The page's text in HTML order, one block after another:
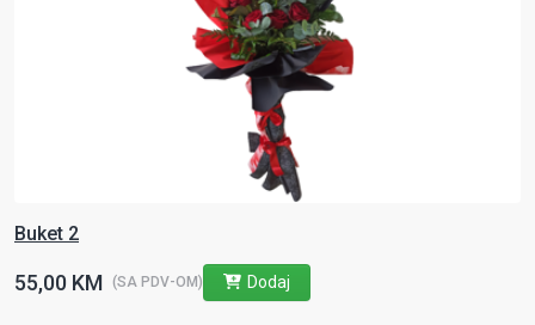
Buket 2
55,00 KM (SA PDV-OM) Dodaj